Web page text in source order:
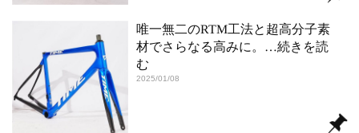
唯一無二のRTM工法と超高分子素
材でさらなる高みに。 …続きを読
む
2025/01/08